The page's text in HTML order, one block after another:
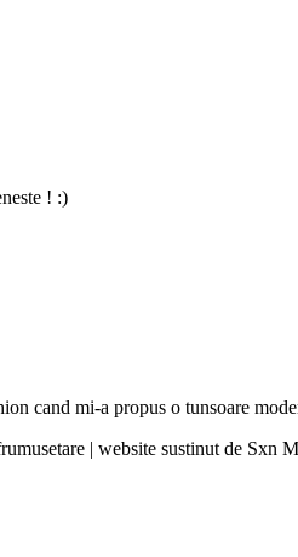
! :)
cand mi-a propus o tunsoare
| website sustinut de Sxn